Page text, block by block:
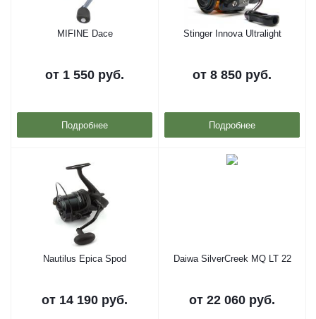
MIFINE Dace
от 1 550 руб.
Подробнее
Stinger Innova Ultralight
от 8 850 руб.
Подробнее
Nautilus Epica Spod
от 14 190 руб.
Daiwa SilverCreek MQ LT 22
от 22 060 руб.